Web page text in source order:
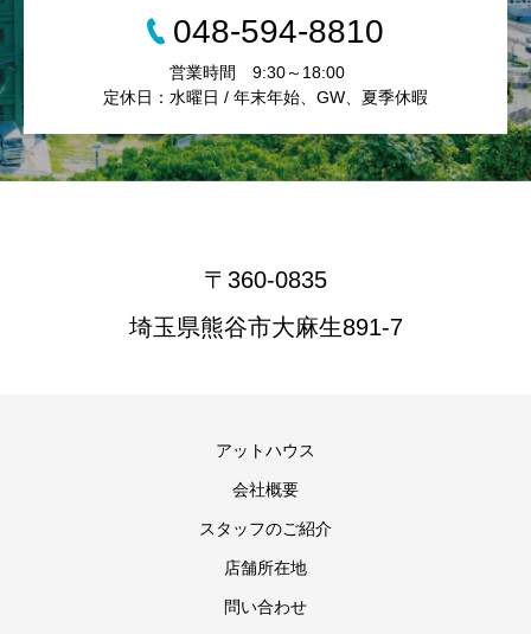
048-594-8810
営業時間 9:30～18:00
定休日：水曜日 / 年末年始、GW、夏季休暇
〒360-0835
埼玉県熊谷市大麻生891-7
アットハウス
会社概要
スタッフのご紹介
店舗所在地
問い合わせ